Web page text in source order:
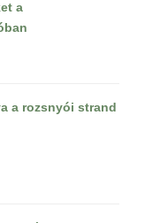
a
a rozsnyói strand